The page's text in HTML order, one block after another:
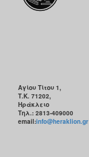
Υγεία
ΤΟΠΟΣ
ΜΑΣ
Αγίου Τίτου 1,
Τ.Κ. 71202,
Ηράκλειο
Τηλ.: 2813-409000
email:info@heraklion.gr